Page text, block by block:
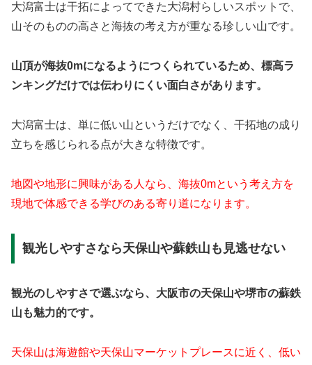
大潟富士は干拓によってできた大潟村らしいスポットで、
山そのものの高さと海抜の考え方が重なる珍しい山です。
山頂が海抜0mになるようにつくられているため、標高ラ
ンキングだけでは伝わりにくい面白さがあります。
大潟富士は、単に低い山というだけでなく、干拓地の成り
立ちを感じられる点が大きな特徴です。
地図や地形に興味がある人なら、海抜0mという考え方を
現地で体感できる学びのある寄り道になります。
観光しやすさなら天保山や蘇鉄山も見逃せない
観光のしやすさで選ぶなら、大阪市の天保山や堺市の蘇鉄
山も魅力的です。
天保山は海遊館や天保山マーケットプレースに近く、低い